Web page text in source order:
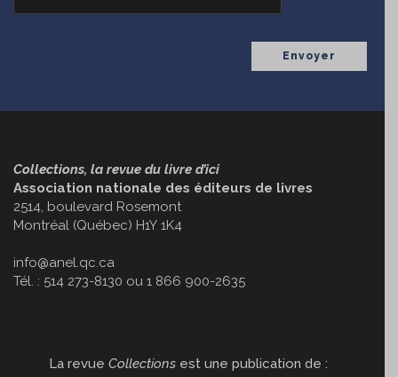
Collections, la revue du livre d’ici
Association nationale des éditeurs de livres
2514, boulevard Rosemont
Montréal (Québec) H1Y 1K4
info@anel.qc.ca
Tél. : 514 273-8130 ou 1 866 900-2635
La revue Collections est une publication de :